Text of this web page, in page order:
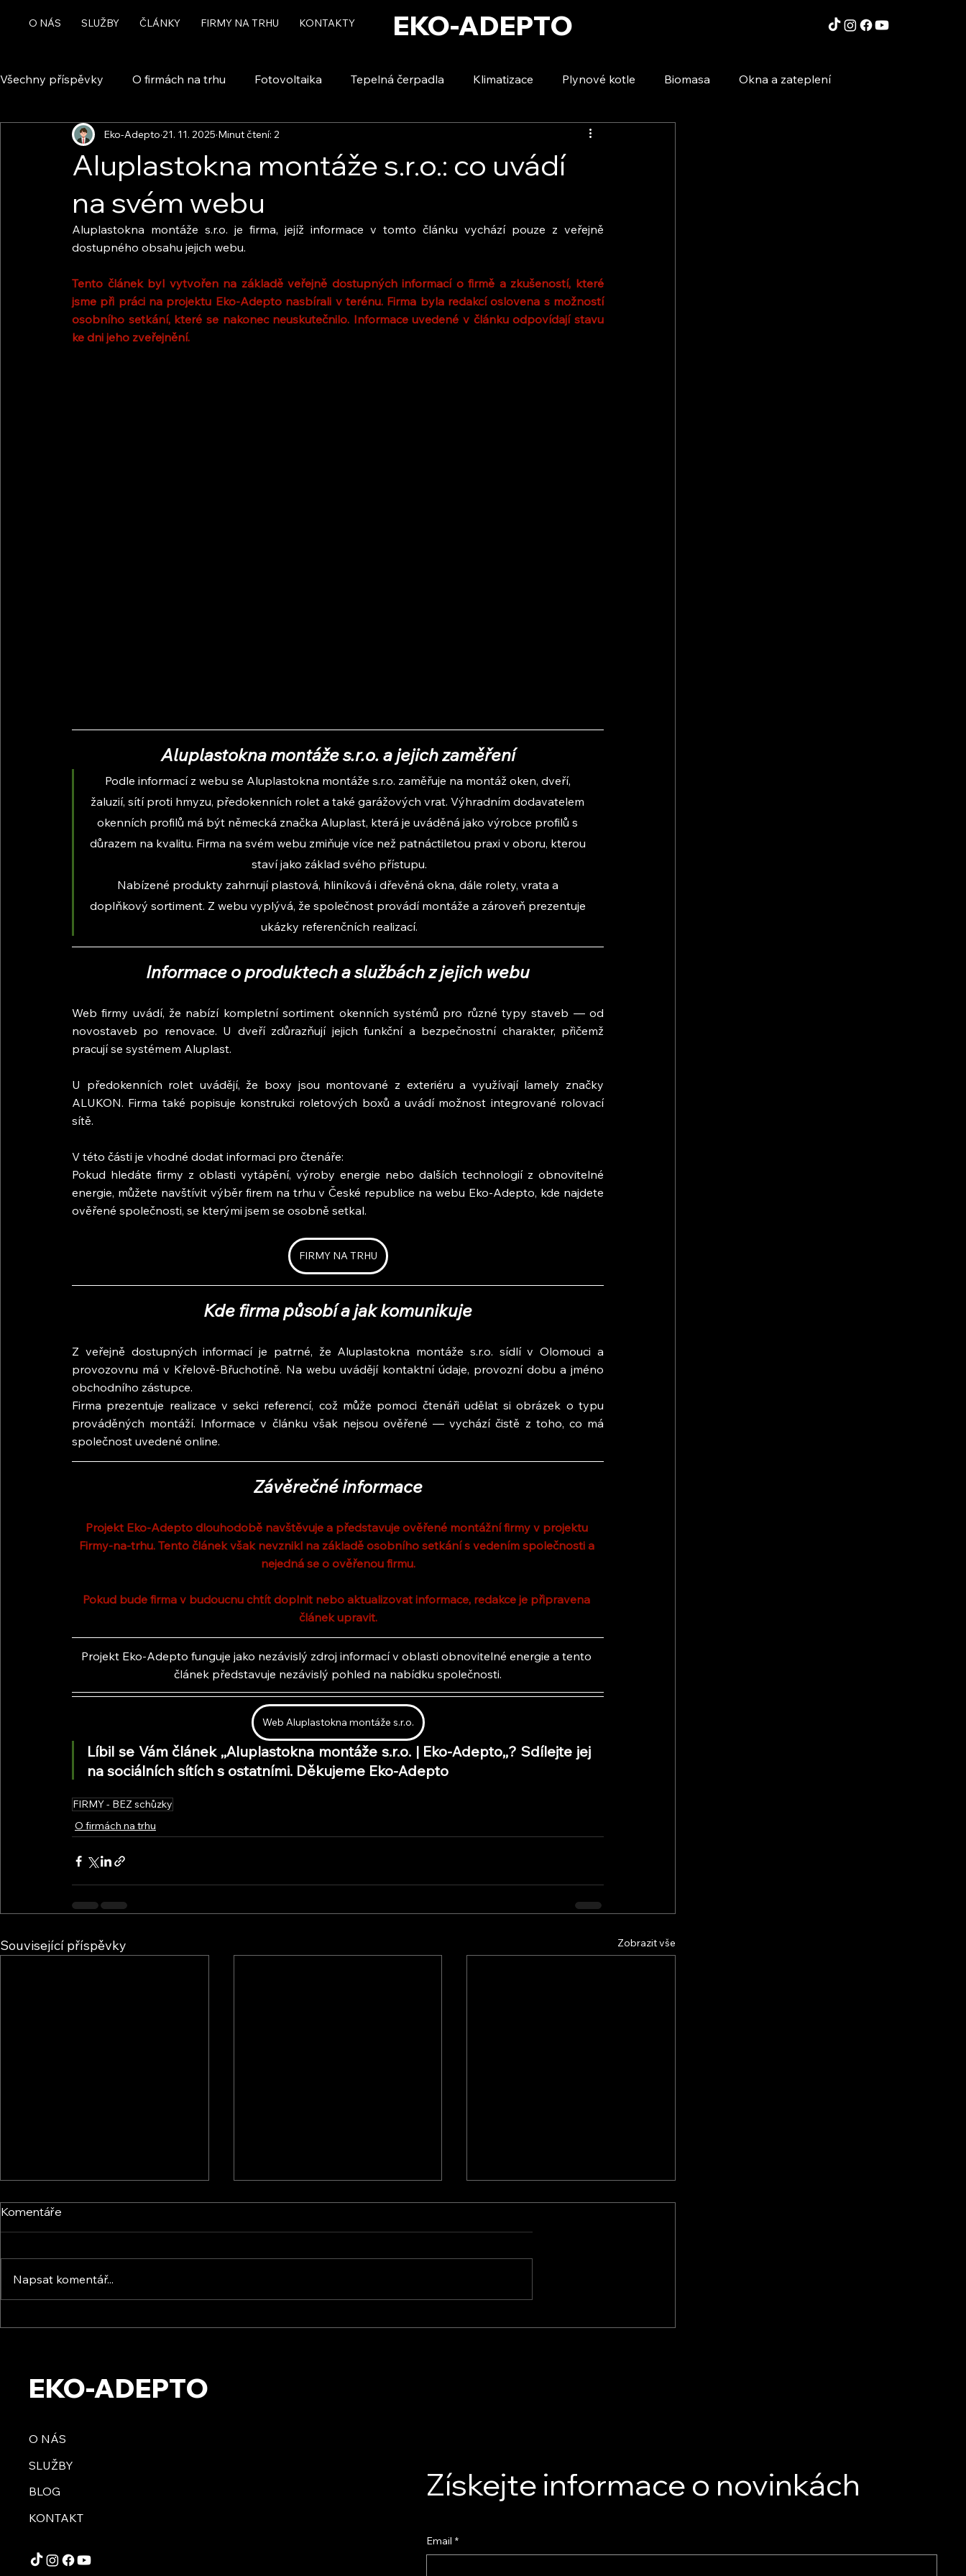
O NÁS SLUŽBY ČLÁNKY FIRMY NA TRHU KONTAKTY EKO-ADEPTO
Všechny příspěvky O firmách na trhu Fotovoltaika Tepelná čerpadla Klimatizace Plynové kotle Biomasa Okna a zateplení
Rekuperace a větrání Chytrá domácnost a automatizace Voda a úspory
Aluplastokna montáže s.r.o.: co uvádí
na svém webu
Eko-Adepto 21. 11. 2025 Minut čtení: 2
Aluplastokna montáže s.r.o. je firma, jejíž informace v tomto článku vychází pouze z veřejně
dostupného obsahu jejich webu.
Tento článek byl vytvořen na základě veřejně dostupných informací o firmě a zkušeností, které
jsme při práci na projektu Eko-Adepto nasbírali v terénu. Firma byla redakcí oslovena s možností
osobního setkání, které se nakonec neuskutečnilo. Informace uvedené v článku odpovídají stavu
ke dni jeho zveřejnění.
Aluplastokna montáže s.r.o. a jejich zaměření
Podle informací z webu se Aluplastokna montáže s.r.o. zaměřuje na montáž oken, dveří,
žaluzií, sítí proti hmyzu, předokenních rolet a také garážových vrat. Výhradním dodavatelem
okenních profilů má být německá značka Aluplast, která je uváděná jako výrobce profilů s
důrazem na kvalitu. Firma na svém webu zmiňuje více než patnáctiletou praxi v oboru, kterou
staví jako základ svého přístupu.
Nabízené produkty zahrnují plastová, hliníková i dřevěná okna, dále rolety, vrata a
doplňkový sortiment. Z webu vyplývá, že společnost provádí montáže a zároveň prezentuje
ukázky referenčních realizací.
Informace o produktech a službách z jejich webu
Web firmy uvádí, že nabízí kompletní sortiment okenních systémů pro různé typy staveb — od
novostaveb po renovace. U dveří zdůrazňují jejich funkční a bezpečnostní charakter, přičemž
pracují se systémem Aluplast.
U předokenních rolet uvádějí, že boxy jsou montované z exteriéru a využívají lamely značky
ALUKON. Firma také popisuje konstrukci roletových boxů a uvádí možnost integrované rolovací
sítě.
V této části je vhodné dodat informaci pro čtenáře:
Pokud hledáte firmy z oblasti vytápění, výroby energie nebo dalších technologií z obnovitelné
energie, můžete navštívit výběr firem na trhu v České republice na webu Eko-Adepto, kde najdete
ověřené společnosti, se kterými jsem se osobně setkal.
FIRMY NA TRHU
Kde firma působí a jak komunikuje
Z veřejně dostupných informací je patrné, že Aluplastokna montáže s.r.o. sídlí v Olomouci a
provozovnu má v Křelově-Břuchotíně. Na webu uvádějí kontaktní údaje, provozní dobu a jméno
obchodního zástupce.
Firma prezentuje realizace v sekci referencí, což může pomoci čtenáři udělat si obrázek o typu
prováděných montáží. Informace v článku však nejsou ověřené — vychází čistě z toho, co má
společnost uvedené online.
Závěrečné informace
Projekt Eko-Adepto dlouhodobě navštěvuje a představuje ověřené montážní firmy v projektu
Firmy-na-trhu. Tento článek však nevznikl na základě osobního setkání s vedením společnosti a
nejedná se o ověřenou firmu.
Pokud bude firma v budoucnu chtít doplnit nebo aktualizovat informace, redakce je připravena
článek upravit.
Projekt Eko-Adepto funguje jako nezávislý zdroj informací v oblasti obnovitelné energie a tento
článek představuje nezávislý pohled na nabídku společnosti.
Web Aluplastokna montáže s.r.o.
Líbil se Vám článek ,,Aluplastokna montáže s.r.o. | Eko-Adepto,,? Sdílejte jej
na sociálních sítích s ostatními. Děkujeme Eko-Adepto
FIRMY - BEZ schůzky
O firmách na trhu
Související příspěvky Zobrazit vše
Komentáře
Napsat komentář...
EKO-ADEPTO
O NÁS
SLUŽBY
BLOG
KONTAKT
Získejte informace o novinkách
Email *